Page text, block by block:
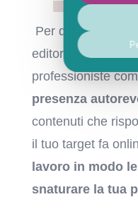
Per questo ho
editoriale del blog,
professioniste
presenza
contenuti che
il tuo target fa
lavoro in modo
snaturare la tua